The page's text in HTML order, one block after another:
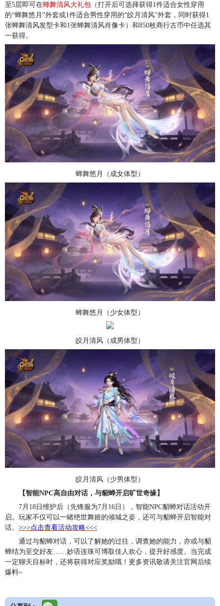
至5层即可在蝉舞清风大礼包 （打开后可选择获得1件适合女性穿用
的“蝉舞悠月”外套或1件适合男性穿用的“皎月清风”外套，同时获得1
张蝉舞清风发型卡和1张蝉舞清风肖像卡）和850枚商行古币中任选其
一获得。
蝉舞悠月（成女体型）
蝉舞悠月（少女体型）
皎月清风（成男体型）
皎月清风（少男体型）
【智能NPC高自由对话，与貂蝉开启旷世奇缘】
7月18日维护后（先锋服为7月16日），智能NPC貂蝉对话活动开
启。玩家不仅可以一睹绝世舞姬的倾城之姿，还可与貂蝉开启智能对
话。 >>>点击查看活动攻略<<<
通过与貂蝉对话，可以了解她的过往，调查她的能力，亦或与貂
蝉结为至交好友……妙语连珠可博取佳人欢心，提升好感度。当完成
一定聊天目标时，还将获得对应奖励哦！更多资讯敬请关注官网后续
爆料~